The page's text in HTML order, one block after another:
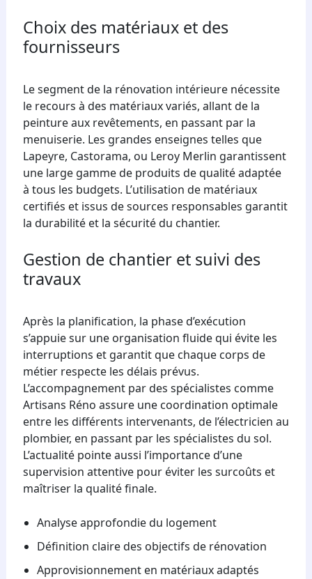
Choix des matériaux et des
fournisseurs
Le segment de la rénovation intérieure nécessite
le recours à des matériaux variés, allant de la
peinture aux revêtements, en passant par la
menuiserie. Les grandes enseignes telles que
Lapeyre, Castorama, ou Leroy Merlin garantissent
une large gamme de produits de qualité adaptée
à tous les budgets. L’utilisation de matériaux
certifiés et issus de sources responsables garantit
la durabilité et la sécurité du chantier.
Gestion de chantier et suivi des
travaux
Après la planification, la phase d’exécution
s’appuie sur une organisation fluide qui évite les
interruptions et garantit que chaque corps de
métier respecte les délais prévus.
L’accompagnement par des spécialistes comme
Artisans Réno assure une coordination optimale
entre les différents intervenants, de l’électricien au
plombier, en passant par les spécialistes du sol.
L’actualité pointe aussi l’importance d’une
supervision attentive pour éviter les surcoûts et
maîtriser la qualité finale.
Analyse approfondie du logement
Définition claire des objectifs de rénovation
Approvisionnement en matériaux adaptés